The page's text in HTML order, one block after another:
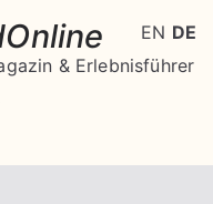
& Erlebnisführer
EN DE